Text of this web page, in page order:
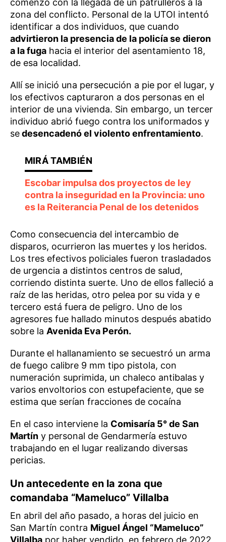
comenzó con la llegada de un patrulleros a la
zona del conflicto. Personal de la UTOI intentó
identificar a dos individuos, que cuando
advirtieron la presencia de la policía se dieron
a la fuga hacia el interior del asentamiento 18,
de esa localidad.
Allí se inició una persecución a pie por el lugar, y
los efectivos capturaron a dos personas en el
interior de una vivienda. Sin embargo, un tercer
individuo abrió fuego contra los uniformados y
sedesencadenó el violento enfrentamiento.
Escobar impulsa dos proyectos de ley
contra la inseguridad en la Provincia: uno
es la Reiterancia Penal de los detenidos
Como consecuencia del intercambio de
disparos, ocurrieron las muertes y los heridos.
Los tres efectivos policiales fueron trasladados
de urgencia a distintos centros de salud,
corriendo distinta suerte. Uno de ellos falleció a
raíz de las heridas, otro pelea por su vida y e
tercero está fuera de peligro. Uno de los
agresores fue hallado minutos después abatido
sobre la Avenida Eva Perón.
Durante el hallanamiento se secuestró un arma
de fuego calibre 9 mm tipo pistola, con
numeración suprimida, un chaleco antibalas y
varios envoltorios con estupefaciente, que se
estima que serían fracciones de cocaína
En el caso interviene la Comisaría 5° de San
Martín y personal de Gendarmería estuvo
trabajando en el lugar realizando diversas
pericias.
Un antecedente en la zona que
comandaba “Mameluco” Villalba
En abril del año pasado, a horas del juicio en
San Martín contra Miguel Ángel “Mameluco”
Villalba por haber vendido, en febrero de 2022,